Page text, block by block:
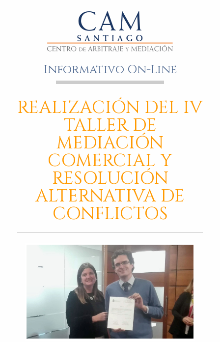
Informativo On-Line
REALIZACIÓN DEL IV
TALLER DE
MEDIACIÓN
COMERCIAL Y
RESOLUCIÓN
ALTERNATIVA DE
CONFLICTOS